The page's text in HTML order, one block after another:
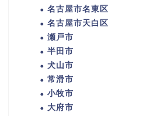
名古屋市名東区
名古屋市天白区
瀬戸市
半田市
犬山市
常滑市
小牧市
大府市